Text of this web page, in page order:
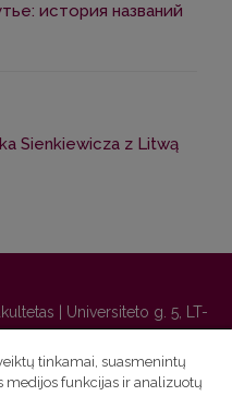
история названий
Sienkiewicza z Litwą
| Universiteto g. 5, LT-
klausimai) tel. (0 5) 268
tinkamai, suasmenintų
funkcijas ir analizuotų